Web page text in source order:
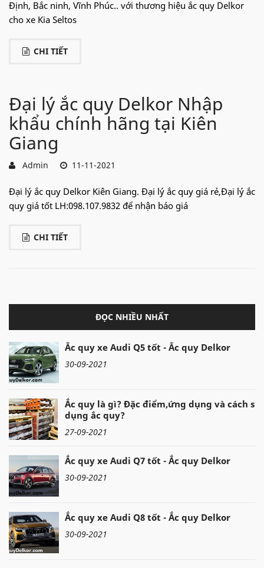
Định, Bắc ninh, Vĩnh Phúc.. với thương hiệu ắc quy Delkor
cho xe Kia Seltos
CHI TIẾT
Đại lý ắc quy Delkor Nhập
khẩu chính hãng tại Kiên
Giang
Admin 11-11-2021
Đại lý ắc quy Delkor Kiên Giang. Đại lý ắc quy giá rẻ,Đại lý ắc
quy giá tốt LH:098.107.9832 để nhận báo giá
CHI TIẾT
ĐỌC NHIỀU NHẤT
Ắc quy xe Audi Q5 tốt - Ắc quy Delkor
30-09-2021
Ắc quy là gì? Đặc điểm,ứng dụng và cách sử
dụng ắc quy?
27-09-2021
Ắc quy xe Audi Q7 tốt - Ắc quy Delkor
30-09-2021
Ắc quy xe Audi Q8 tốt - Ắc quy Delkor
30-09-2021